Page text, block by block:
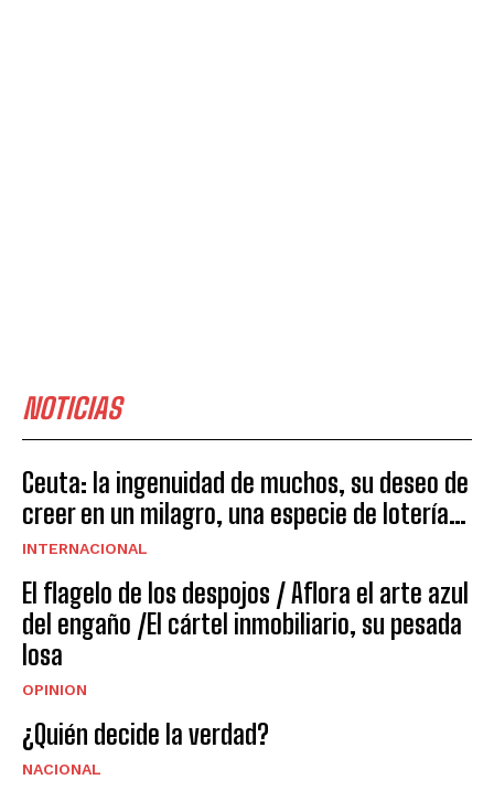
NOTICIAS
Ceuta: la ingenuidad de muchos, su deseo de
creer en un milagro, una especie de lotería…
INTERNACIONAL
El flagelo de los despojos / Aflora el arte azul
del engaño /El cártel inmobiliario, su pesada
losa
OPINION
¿Quién decide la verdad?
NACIONAL